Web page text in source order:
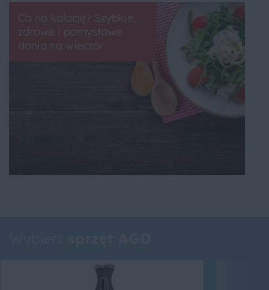
Co na kolację? Szybkie,
zdrowe i pomysłowe
dania na wieczór